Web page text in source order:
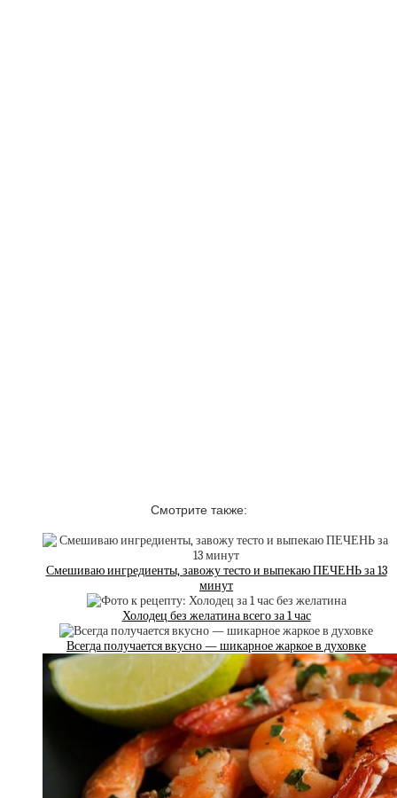
Смотрите также:
Смешиваю ингредиенты, завожу тесто и выпекаю ПЕЧЕНЬ за 13
минут
Холодец без желатина всего за 1 час
Всегда получается вкусно — шикарное жаркое в духовке